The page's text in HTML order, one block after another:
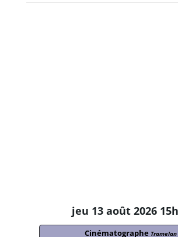
jeu 13 août 2026
Cinématographe Tramelan